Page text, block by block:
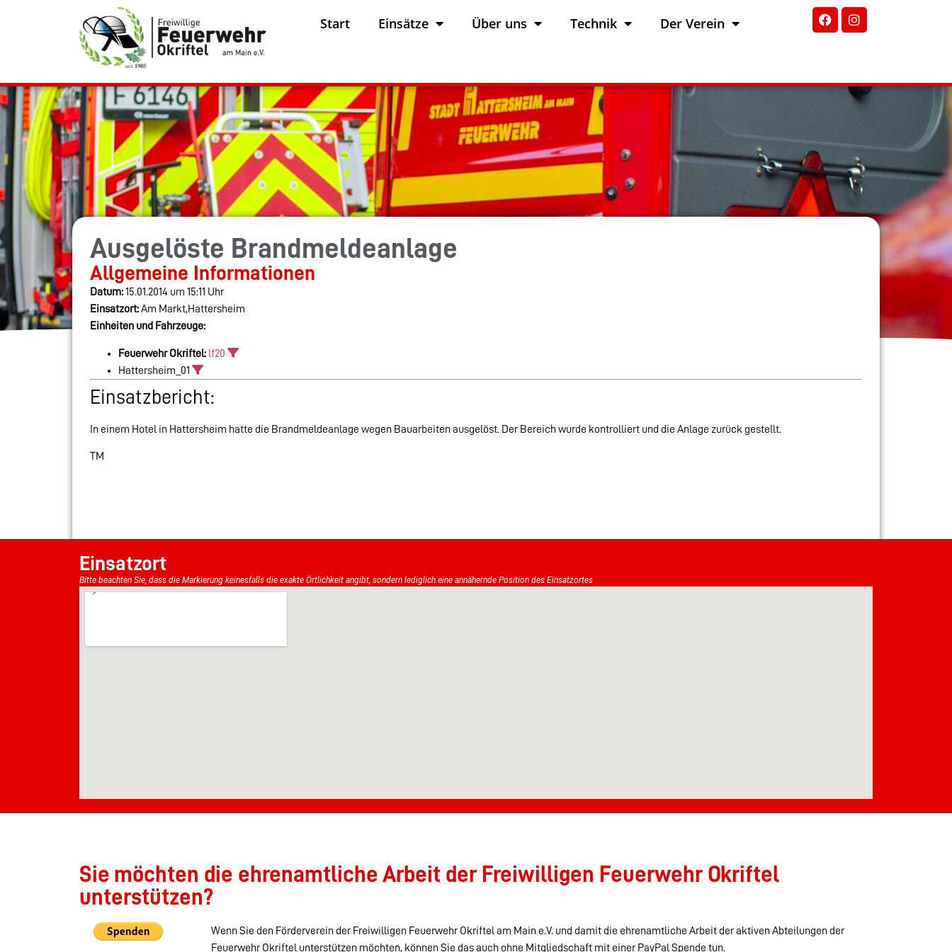
Start Einsätze Über uns Technik Der Verein
Ausgelöste Brandmeldeanlage
Allgemeine Informationen
Datum:15.01.2014 um 15:11 Uhr
Einsatzort:Am Markt,Hattersheim
Einheiten und Fahrzeuge:
Feuerwehr Okriftel: lf20
Hattersheim_01
Einsatzbericht:
In einem Hotel in Hattersheim hatte die Brandmeldeanlage wegen Bauarbeiten ausgelöst. Der Bereich wurde kontrolliert und die Anlage zurück gestellt.
TM
Einsatzort
Bitte beachten Sie, dass die Markierung keinesfalls die exakte Örtlichkeit angibt, sondern lediglich eine annähernde Position des Einsatzortes
Sie möchten die ehrenamtliche Arbeit der Freiwilligen Feuerwehr Okriftel
unterstützen?
Wenn Sie den Förderverein der Freiwilligen Feuerwehr Okriftel am Main e.V. und damit die ehrenamtliche Arbeit der aktiven Abteilungen der
Feuerwehr Okriftel unterstützen möchten, können Sie das auch ohne Mitgliedschaft mit einer PayPal Spende tun.